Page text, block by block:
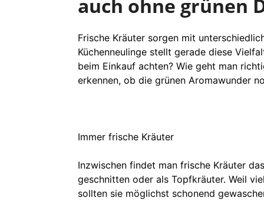
auch ohne grünen
Frische Kräuter sorgen mit
Küchenneulinge stellt gerade diese
beim Einkauf achten? Wie geht man
erkennen, ob die grünen Aromawunder
Immer frische Kräuter
Inzwischen findet man frische Kräuter
geschnitten oder als Topfkräuter. Weil
sollten sie möglichst schonend